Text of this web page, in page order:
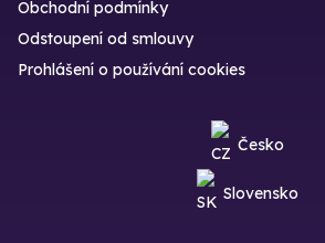
Obchodní podmínky
Odstoupení od smlouvy
Prohlášení o používání cookies
Česko
Slovensko